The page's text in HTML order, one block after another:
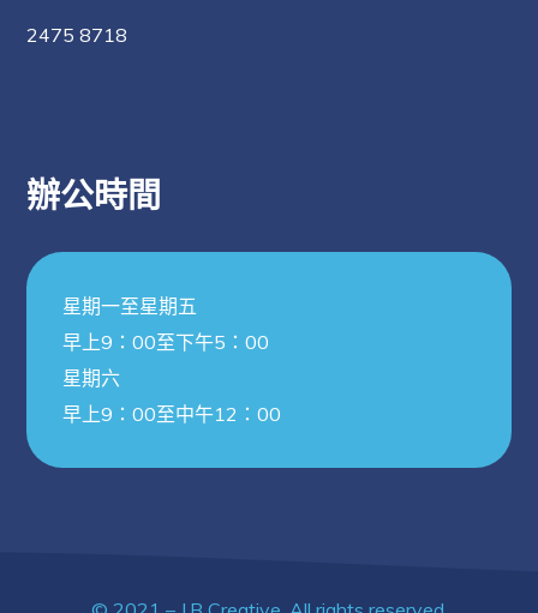
2475 8718
辦公時間
星期一至星期五
早上9：00至下午5：00
星期六
早上9：00至中午12：00